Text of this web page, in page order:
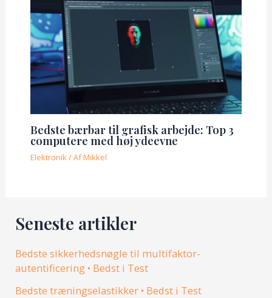
Bedste bærbar til grafisk arbejde: Top 3
computere med høj ydeevne
Elektronik/ AfMikkel
Seneste artikler
Bedste sikkerhedsnøgle til multifaktor-
autentificering • Bedst i Test
Bedste træningselastikker • Bedst i Test